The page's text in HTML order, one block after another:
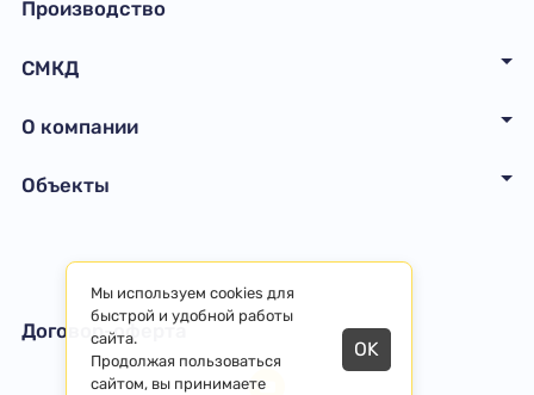
Производство
СМКД
О компании
Объекты
Договор-оферта
Мы используем cookies для
быстрой и удобной работы
сайта.
Продолжая пользоваться
сайтом, вы принимаете
OK